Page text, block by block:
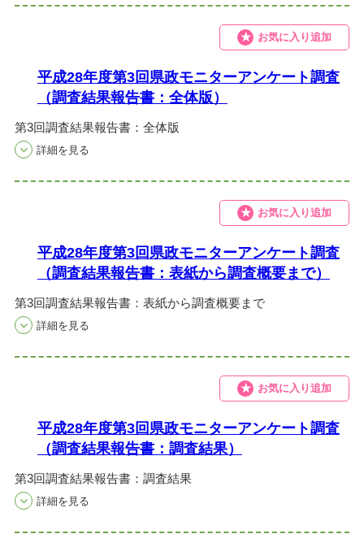
お気に入り追加
平成28年度第3回県政モニターアンケート調査
（調査結果報告書：全体版）
第3回調査結果報告書：全体版
お気に入り追加
平成28年度第3回県政モニターアンケート調査
（調査結果報告書：表紙から調査概要まで）
第3回調査結果報告書：表紙から調査概要まで
お気に入り追加
平成28年度第3回県政モニターアンケート調査
（調査結果報告書：調査結果）
第3回調査結果報告書：調査結果